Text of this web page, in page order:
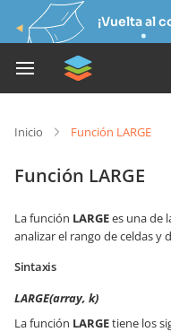
¡Vuelta al
Inicio Función LARGE
Función LARGE
La función LARGEes una de
analizar el rango de celdas y
Sintaxis
LARGE(array, k)
La función LARGEtiene los